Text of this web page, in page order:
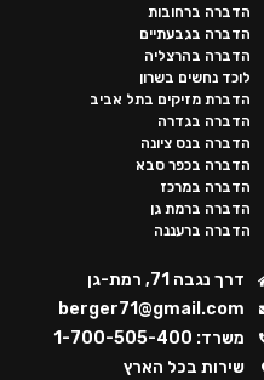
הדברה ברחובות
הדברה בגבעתיים
הדברה בהרצליה
לוכד נחשים בשרון
הדברת מזיקים בתל אביב
הדברה בגדרה
הדברה בנס ציונה
הדברה בכפר סבא
הדברה במרכז
הדברה ברמת גן
הדברה ברעננה
דרך נגבה 71, רמת-גן
berger71@gmail.com
משרד: 1-700-505-400
שירות בכל הארץ